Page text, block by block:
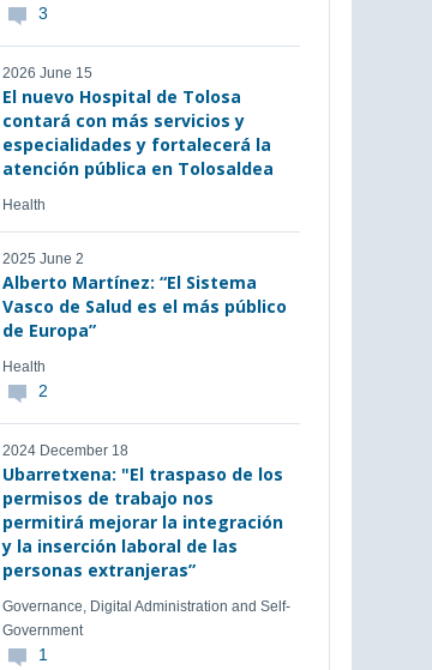
3
2026 June 15
El nuevo Hospital de Tolosa
contará con más servicios y
especialidades y fortalecerá la
atención pública en Tolosaldea
Health
2025 June 2
Alberto Martínez: “El Sistema
Vasco de Salud es el más público
de Europa”
Health
2
2024 December 18
Ubarretxena: "El traspaso de los
permisos de trabajo nos
permitirá mejorar la integración
y la inserción laboral de las
personas extranjeras”
Governance, Digital Administration and Self-
Government
1